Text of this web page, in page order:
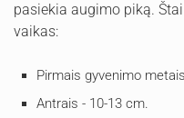
pasiekia augimo piką.
vaikas:
Pirmais gyvenimo
Antrais - 10-13 cm.